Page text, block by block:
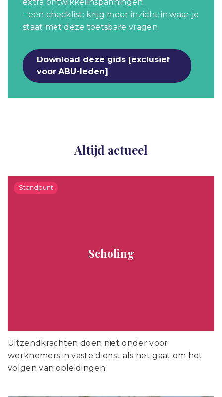
extra ontwikkelinspanningen.
- een checklist: krijg meer inzicht in waar je
staat met deze toetsbare vragen
Download deze gids [exclusief
voor ABU-leden]
Altijd actueel
Standpunt
Scholing
Uitzendkrachten doen niet onder voor
werknemers in vaste dienst als het gaat om het
volgen van opleidingen.